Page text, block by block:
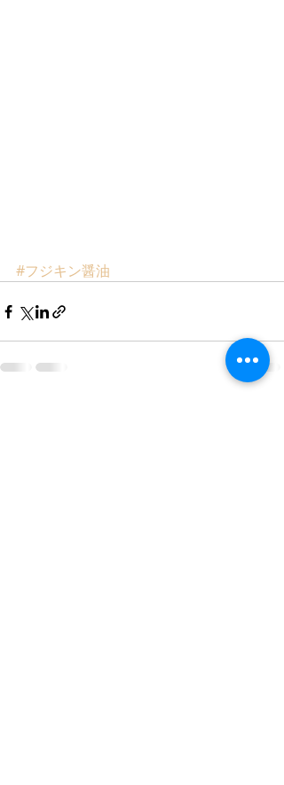
#フジキン醤油